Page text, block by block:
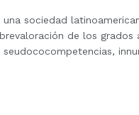
una sociedad
de los grados
seudococompetencias,